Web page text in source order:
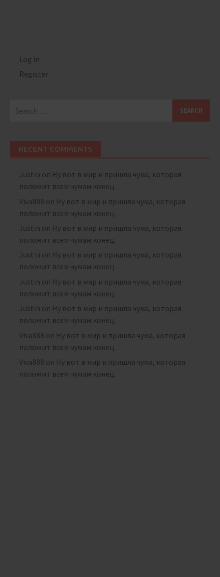
Log in
Register
for:
RECENT COMMENTS
Justin on Ну вот в мир и пришла чума, которая
положит всем чумам конец.
Viva888 on Ну вот в мир и пришла чума, которая
положит всем чумам конец.
Justin on Ну вот в мир и пришла чума, которая
положит всем чумам конец.
Justin on Ну вот в мир и пришла чума, которая
положит всем чумам конец.
Justin on Ну вот в мир и пришла чума, которая
положит всем чумам конец.
Justin on Ну вот в мир и пришла чума, которая
положит всем чумам конец.
Viva888 on Ну вот в мир и пришла чума, которая
положит всем чумам конец.
Viva888 on Ну вот в мир и пришла чума, которая
положит всем чумам конец.